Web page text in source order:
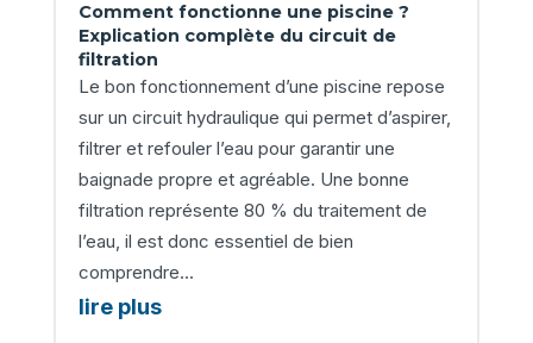
Comment fonctionne une piscine ?
Explication complète du circuit de
filtration
Le bon fonctionnement d’une piscine repose
sur un circuit hydraulique qui permet d’aspirer,
filtrer et refouler l’eau pour garantir une
baignade propre et agréable. Une bonne
filtration représente 80 % du traitement de
l’eau, il est donc essentiel de bien
comprendre...
lire plus